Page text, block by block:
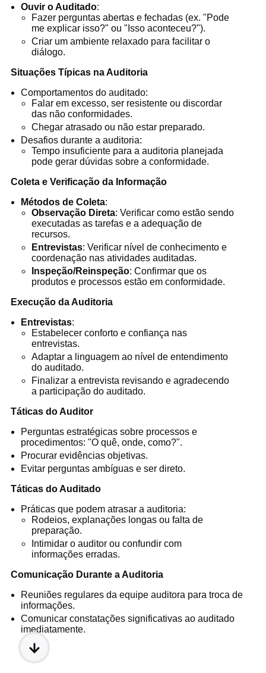
Ouvir o Auditado:
Fazer perguntas abertas e fechadas (ex. "Pode
me explicar isso?" ou "Isso aconteceu?").
Criar um ambiente relaxado para facilitar o
diálogo.
Situações Típicas na Auditoria
Comportamentos do auditado:
Falar em excesso, ser resistente ou discordar
das não conformidades.
Chegar atrasado ou não estar preparado.
Desafios durante a auditoria:
Tempo insuficiente para a auditoria planejada
pode gerar dúvidas sobre a conformidade.
Coleta e Verificação da Informação
Métodos de Coleta:
Observação Direta: Verificar como estão sendo
executadas as tarefas e a adequação de
recursos.
Entrevistas: Verificar nível de conhecimento e
coordenação nas atividades auditadas.
Inspeção/Reinspeção: Confirmar que os
produtos e processos estão em conformidade.
Execução da Auditoria
Entrevistas:
Estabelecer conforto e confiança nas
entrevistas.
Adaptar a linguagem ao nível de entendimento
do auditado.
Finalizar a entrevista revisando e agradecendo
a participação do auditado.
Táticas do Auditor
Perguntas estratégicas sobre processos e
procedimentos: "O quê, onde, como?".
Procurar evidências objetivas.
Evitar perguntas ambíguas e ser direto.
Táticas do Auditado
Práticas que podem atrasar a auditoria:
Rodeios, explanações longas ou falta de
preparação.
Intimidar o auditor ou confundir com
informações erradas.
Comunicação Durante a Auditoria
Reuniões regulares da equipe auditora para troca de
informações.
Comunicar constatações significativas ao auditado
imediatamente.